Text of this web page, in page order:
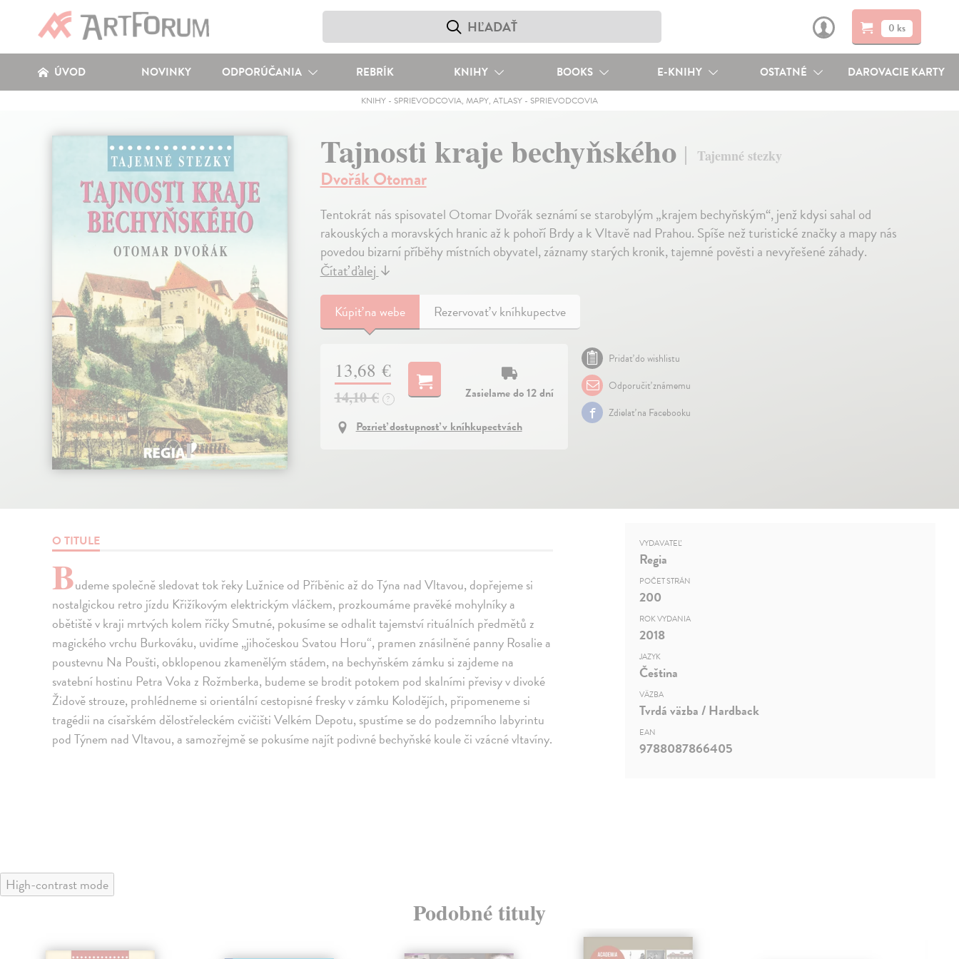
0 ks
ÚVOD NOVINKY ODPORÚČANIA REBRÍK KNIHY BOOKS E-KNIHY OSTATNÉ DAROVACIE KARTY
KNIHY- SPRIEVODCOVIA, MAPY, ATLASY- SPRIEVODCOVIA
Tajnosti kraje bechyňského Tajemné stezky
Dvořák Otomar
Tentokrát nás spisovatel Otomar Dvořák seznámí se starobylým „krajem bechyňským“, jenž kdysi sahal od
rakouských a moravských hranic až k pohoří Brdy a k Vltavě nad Prahou. Spíše než turistické značky a mapy nás
povedou bizarní příběhy místních obyvatel, záznamy starých kronik, tajemné pověsti a nevyřešené záhady.
Čítať ďalej↓
Kúpiťna webe Rezervovať v kníhkupectve
13,68 €
14,10 € ?
Zasielame do 12 dní
Pozrieť dostupnosť v kníhkupectvách
Pridať do wishlistu
Odporučiť známemu
Zdielať na Facebooku
O TITULE
Budeme společně sledovat tok řeky Lužnice od Příběnic až do Týna nad Vltavou, dopřejeme si
nostalgickou retro jízdu Křižíkovým elektrickým vláčkem, prozkoumáme pravěké mohylníky a
obětiště v kraji mrtvých kolem říčky Smutné, pokusíme se odhalit tajemství rituálních předmětů z
magického vrchu Burkováku, uvidíme „jihočeskou Svatou Horu“, pramen znásilněné panny Rosalie a
poustevnu Na Poušti, obklopenou zkamenělým stádem, na bechyňském zámku si zajdeme na
svatební hostinu Petra Voka z Rožmberka, budeme se brodit potokem pod skalními převisy v divoké
Židově strouze, prohlédneme si orientální cestopisné fresky v zámku Kolodějích, připomeneme si
tragédii na císařském dělostřeleckém cvičišti Velkém Depotu, spustíme se do podzemního labyrintu
pod Týnem nad Vltavou, a samozřejmě se pokusíme najít podivné bechyňské koule či vzácné vltavíny.
VYDAVATEĽ
Regia
POČET STRÁN
200
ROK VYDANIA
2018
JAZYK
Čeština
VÄZBA
Tvrdá väzba / Hardback
EAN
9788087866405
High-contrast mode
Podobné tituly